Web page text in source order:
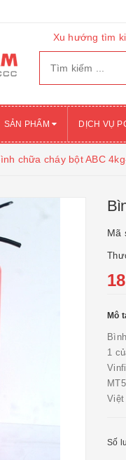
Xu hướng tìm
SẢN PHẨM DỊCH VỤ
chữa cháy bột ABC
Mã
Mô
1
Việt
Số